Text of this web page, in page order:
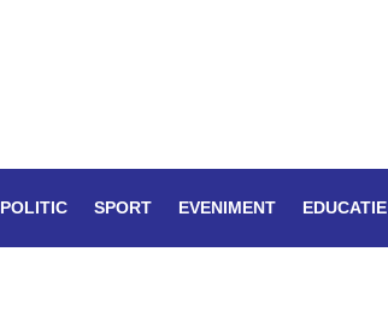
POLITIC SPORT EVENIMENT EDUCATIE